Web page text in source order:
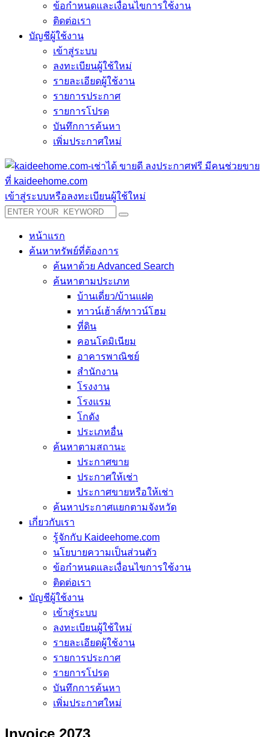
ข้อกำหนดและเงื่อนไขการใช้งาน
ติดต่อเรา
บัญชีผู้ใช้งาน
เข้าสู่ระบบ
ลงทะเบียนผู้ใช้ใหม่
รายละเอียดผู้ใช้งาน
รายการประกาศ
รายการโปรด
บันทึกการค้นหา
เพิ่มประกาศใหม่
เข้าสู่ระบบหรือลงทะเบียนผู้ใช้ใหม่
หน้าแรก
ค้นหาทรัพย์ที่ต้องการ
ค้นหาด้วย Advanced Search
ค้นหาตามประเภท
บ้านเดี่ยว/บ้านแฝด
ทาวน์เฮ้าส์/ทาวน์โฮม
ที่ดิน
คอนโดมิเนียม
อาคารพาณิชย์
สำนักงาน
โรงงาน
โรงแรม
โกดัง
ประเภทอื่น
ค้นหาตามสถานะ
ประกาศขาย
ประกาศให้เช่า
ประกาศขายหรือให้เช่า
ค้นหาประกาศแยกตามจังหวัด
เกี่ยวกับเรา
รู้จักกับ Kaideehome.com
นโยบายความเป็นส่วนตัว
ข้อกำหนดและเงื่อนไขการใช้งาน
ติดต่อเรา
บัญชีผู้ใช้งาน
เข้าสู่ระบบ
ลงทะเบียนผู้ใช้ใหม่
รายละเอียดผู้ใช้งาน
รายการประกาศ
รายการโปรด
บันทึกการค้นหา
เพิ่มประกาศใหม่
Invoice 2073